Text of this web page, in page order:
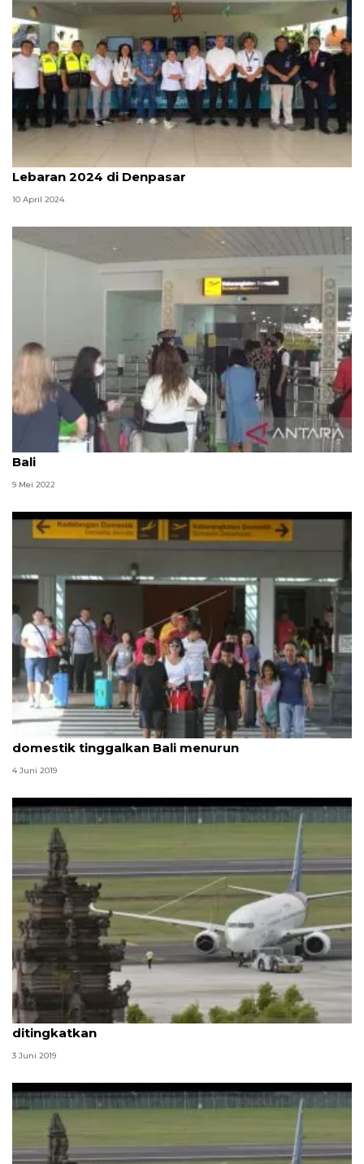
Dirjen Hubud pantau pergerakan Angkutan
Lebaran 2024 di Denpasar
10 April 2024
Minggu, puncak arus balik di Bandara Ngurah Rai
Bali
9 Mei 2022
H-2 Lebaran, jumlah penumpang pesawat
domestik tinggalkan Bali menurun
4 Juni 2019
Jelang lebaran, kecepatan WiFi di bandara Bali
ditingkatkan
3 Juni 2019